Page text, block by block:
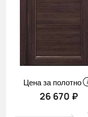
Цена за полотно
26 670 ₽